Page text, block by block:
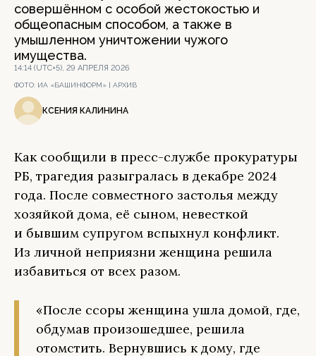
совершённом с особой жестокостью и
общеопасным способом, а также в
умышленном уничтожении чужого
имущества.
14:14 (UTC+5), 29 АПРЕЛЯ 2026
ФОТО: ИА «БАШИНФОРМ» | АРХИВ
КСЕНИЯ КАЛИНИНА
Как сообщили в пресс-службе прокуратуры
РБ, трагедия разыгралась в декабре 2024
года. После совместного застолья между
хозяйкой дома, её сыном, невесткой
и бывшим супругом вспыхнул конфликт.
Из личной неприязни женщина решила
избавиться от всех разом.
«После ссоры женщина ушла домой, где,
обдумав произошедшее, решила
отомстить. Вернувшись к дому, где